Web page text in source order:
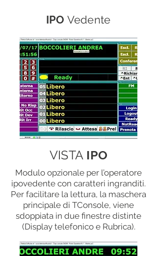
IPO Vedente
VISTA IPO
Modulo opzionale per l’operatore
ipovedente con caratteri ingranditi.
Per facilitare la lettura, la maschera
principale di TConsole, viene
sdoppiata in due finestre distinte
(Display telefonico e Rubrica).